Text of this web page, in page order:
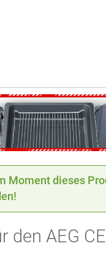
Moment dieses
den AEG